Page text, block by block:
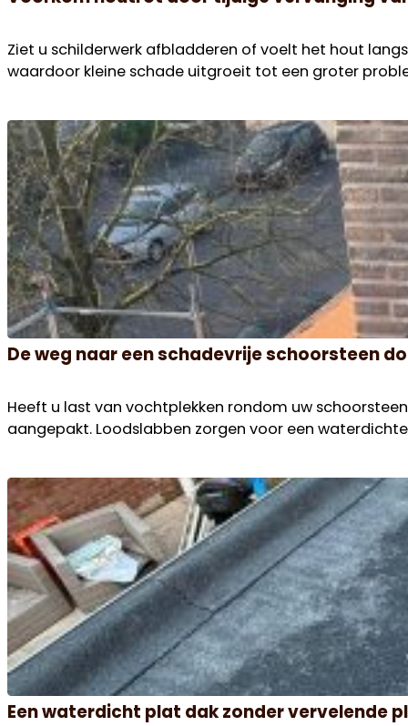
Ziet u schilderwerk afbladderen of voelt het hout
waardoor kleine schade uitgroeit tot een groter
De weg naar een schadevrije schoorsteen
Heeft u last van vochtplekken rondom uw
aangepakt. Loodslabben zorgen voor een
Een waterdicht plat dak zonder vervelende